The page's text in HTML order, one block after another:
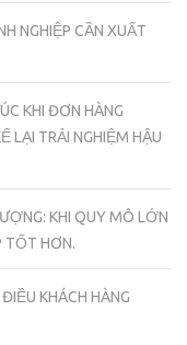
NGHIỆP CẦN XUẤT
KHI ĐƠN HÀNG
LẠI TRẢI NGHIỆM HẬU
KHI QUY MÔ LỚN
TỐT HƠN.
KHÁCH HÀNG